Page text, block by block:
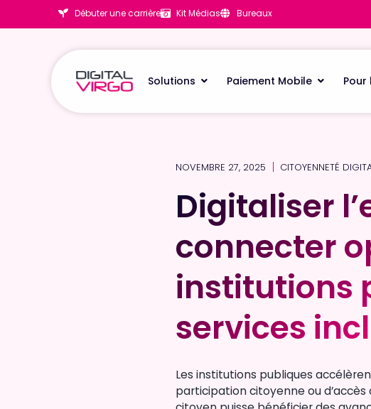
Débuter une carrière Kit Médias Bureaux
Solutions Paiement Mobile Pour
NOVEMBRE 27, 2025 CITOYENNETÉ
Digitaliser
connecter
institutions
services
Digitaliser
connecter
institutions
services
Les institutions publiques
participation citoyenne ou